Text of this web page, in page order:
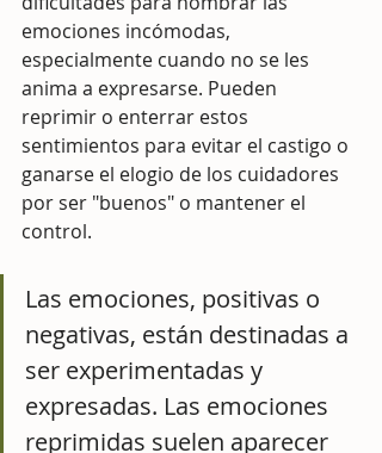
emociones incómodas,
especialmente cuando no se les
anima a expresarse. Pueden
reprimir o enterrar estos
sentimientos para evitar el castigo o
ganarse el elogio de los cuidadores
por ser "buenos" o mantener el
control.
Las emociones, positivas o
negativas, están destinadas a
ser experimentadas y
expresadas. Las emociones
reprimidas suelen aparecer